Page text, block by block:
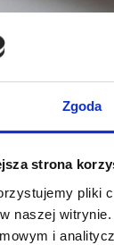
Zgoda
strona
pliki
naszej
i
sklep ALDI
w tym